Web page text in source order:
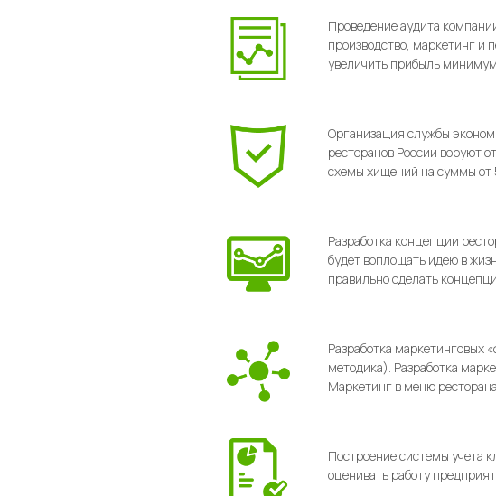
Проведение аудита
производство, маркетинг и
увеличить прибыль
Организация службы
ресторанов России воруют
схемы хищений на суммы от
Разработка концепции
будет воплощать идею в
правильно сделать
Разработка маркетинговых
методика). Разработка
Маркетинг в меню
Построение системы учета
оценивать работу